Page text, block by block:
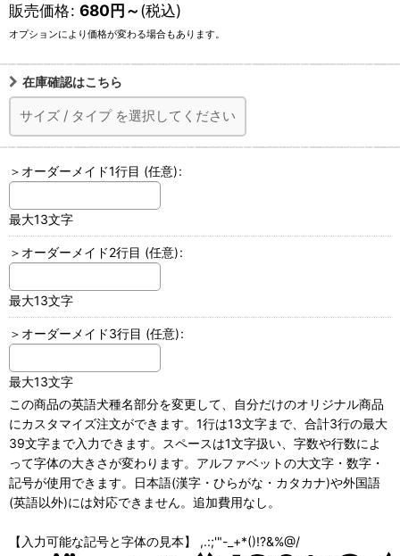
販売価格: 680円～(税込)
オプションにより価格が変わる場合もあります。
在庫確認はこちら
サイズ / タイプ を選択してください
＞オーダーメイド1行目 (任意):
最大13文字
＞オーダーメイド2行目 (任意):
最大13文字
＞オーダーメイド3行目 (任意):
最大13文字
この商品の英語犬種名部分を変更して、自分だけのオリジナル商品
にカスタマイズ注文ができます。1行は13文字まで、合計3行の最大
39文字まで入力できます。スペースは1文字扱い、字数や行数によ
って字体の大きさが変わります。アルファベットの大文字・数字・
記号が使用できます。日本語(漢字・ひらがな・カタカナ)や外国語
(英語以外)には対応できません。追加費用なし。
【入力可能な記号と字体の見本】 ,.:;'"-_+*()!?&%@/